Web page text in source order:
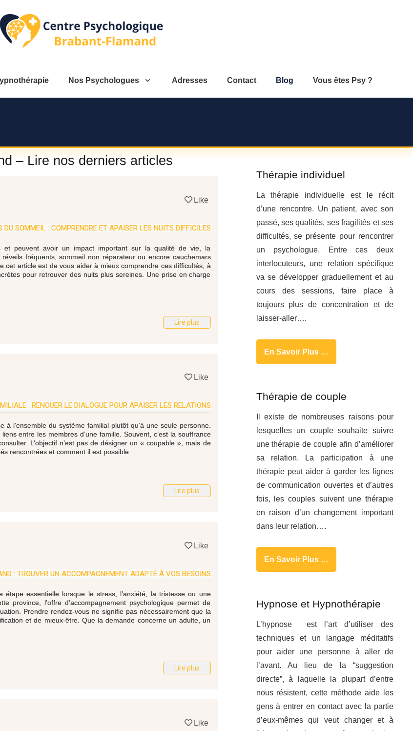
Nos Psychologues Adresses Contact Blog Vous êtes Psy ?
– Lire nos derniers articles
Like
DU SOMMEIL : COMPRENDRE ET APAISER LES NUITS DIFFICILES
et peuvent avoir un impact important sur la qualité de vie, la
fréquents, sommeil non réparateur ou encore cauchemars
cet article est de vous aider à mieux comprendre ces difficultés, à
pour retrouver des nuits plus sereines. Une prise en charge
Lire plus
Like
: RENOUER LE DIALOGUE POUR APAISER LES RELATIONS
l’ensemble du système familial plutôt qu’à une seule personne.
entre les membres d’une famille. Souvent, c’est la souffrance
L’objectif n’est pas de désigner un « coupable », mais de
rencontrées et comment il est possible
Lire plus
Like
: TROUVER UN ACCOMPAGNEMENT ADAPTÉ À VOS BESOINS
essentielle lorsque le stress, l’anxiété, la tristesse ou une
province, l’offre d’accompagnement psychologique permet de
Prendre rendez-vous ne signifie pas nécessairement que la
et de mieux-être. Que la demande concerne un adulte, un
Lire plus
Like
Thérapie individuel
La thérapie individuelle est le récit
d’une rencontre. Un patient, avec son
passé, ses qualités, ses fragilités et ses
difficultés, se présente pour rencontrer
un psychologue. Entre ces deux
interlocuteurs, une relation spécifique
va se développer graduellement et au
cours des sessions, faire place à
toujours plus de concentration et de
laisser-aller….
En Savoir Plus …
Thérapie de couple
Il existe de nombreuses raisons pour
lesquelles un couple souhaite suivre
une thérapie de couple afin d’améliorer
sa relation. La participation à une
thérapie peut aider à garder les lignes
de communication ouvertes et d’autres
fois, les couples suivent une thérapie
en raison d’un changement important
dans leur relation….
En Savoir Plus …
Hypnose et Hypnothérapie
L’hypnose est l’art d’utiliser des
techniques et un langage méditatifs
pour aider une personne à aller de
l’avant. Au lieu de la “suggestion
directe”, à laquelle la plupart d’entre
nous résistent, cette méthode aide les
gens à entrer en contact avec la partie
d’eux-mêmes qui veut changer et à